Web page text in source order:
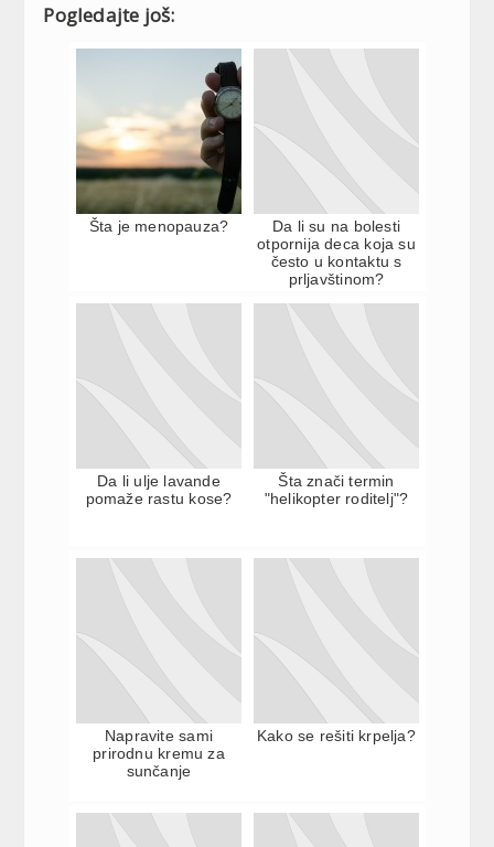
Pogledajte još:
Šta je menopauza?
Da li su na bolesti
otpornija deca koja su
često u kontaktu s
prljavštinom?
Da li ulje lavande
pomaže rastu kose?
Šta znači termin
"helikopter roditelj"?
Napravite sami
prirodnu kremu za
sunčanje
Kako se rešiti krpelja?